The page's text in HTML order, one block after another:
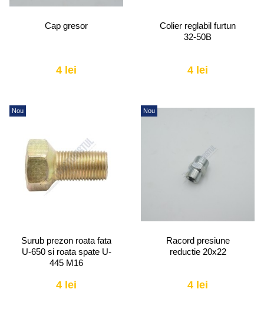
Cap gresor
4 lei
Colier reglabil furtun
32-50B
4 lei
Nou
Surub prezon roata fata
U-650 si roata spate U-
445 M16
4 lei
Nou
Racord presiune
reductie 20x22
4 lei